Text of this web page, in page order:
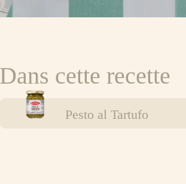
Dans cette recette
Pesto al Tartufo